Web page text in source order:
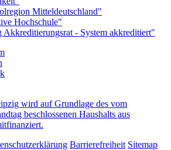
wird auf Grundlage des vom
beschlossenen Haushalts aus
Barrierefreiheit Sitemap